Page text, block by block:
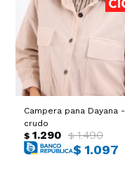
Campera pana Dayana -
crudo
$ 1.290 $ 1.490
$ 1.097